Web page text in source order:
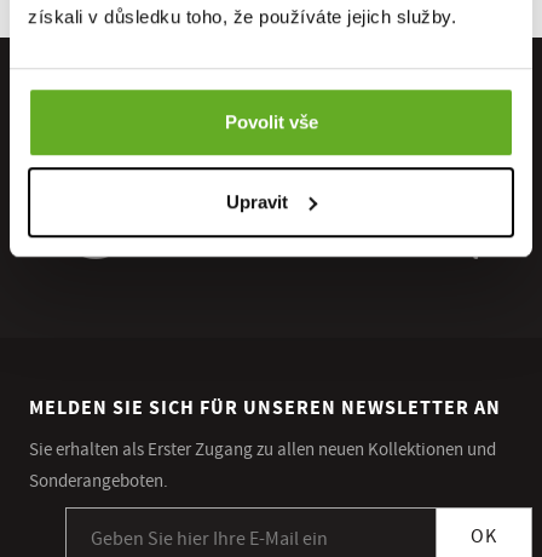
získali v důsledku toho, že používáte jejich služby.
Povolit vše
Upravit
MELDEN SIE SICH FÜR UNSEREN NEWSLETTER AN
Sie erhalten als Erster Zugang zu allen neuen Kollektionen und
Sonderangeboten.
OK